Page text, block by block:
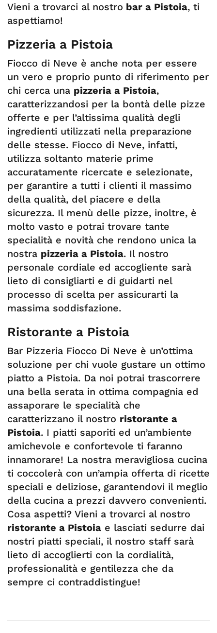
Vieni a trovarci al nostro bar a Pistoia, ti
aspettiamo!
Pizzeria a Pistoia
Fiocco di Neve è anche nota per essere
un vero e proprio punto di riferimento per
chi cerca una pizzeria a Pistoia,
caratterizzandosi per la bontà delle pizze
offerte e per l’altissima qualità degli
ingredienti utilizzati nella preparazione
delle stesse. Fiocco di Neve, infatti,
utilizza soltanto materie prime
accuratamente ricercate e selezionate,
per garantire a tutti i clienti il massimo
della qualità, del piacere e della
sicurezza. Il menù delle pizze, inoltre, è
molto vasto e potrai trovare tante
specialità e novità che rendono unica la
nostra pizzeria a Pistoia. Il nostro
personale cordiale ed accogliente sarà
lieto di consigliarti e di guidarti nel
processo di scelta per assicurarti la
massima soddisfazione.
Ristorante a Pistoia
Bar Pizzeria Fiocco Di Neve è un’ottima
soluzione per chi vuole gustare un ottimo
piatto a Pistoia. Da noi potrai trascorrere
una bella serata in ottima compagnia ed
assaporare le specialità che
caratterizzano il nostro ristorante a
Pistoia. I piatti saporiti ed un’ambiente
amichevole e confortevole ti faranno
innamorare! La nostra meravigliosa cucina
ti coccolerà con un’ampia offerta di ricette
speciali e deliziose, garantendovi il meglio
della cucina a prezzi davvero convenienti.
Cosa aspetti? Vieni a trovarci al nostro
ristorante a Pistoia e lasciati sedurre dai
nostri piatti speciali, il nostro staff sarà
lieto di accoglierti con la cordialità,
professionalità e gentilezza che da
sempre ci contraddistingue!